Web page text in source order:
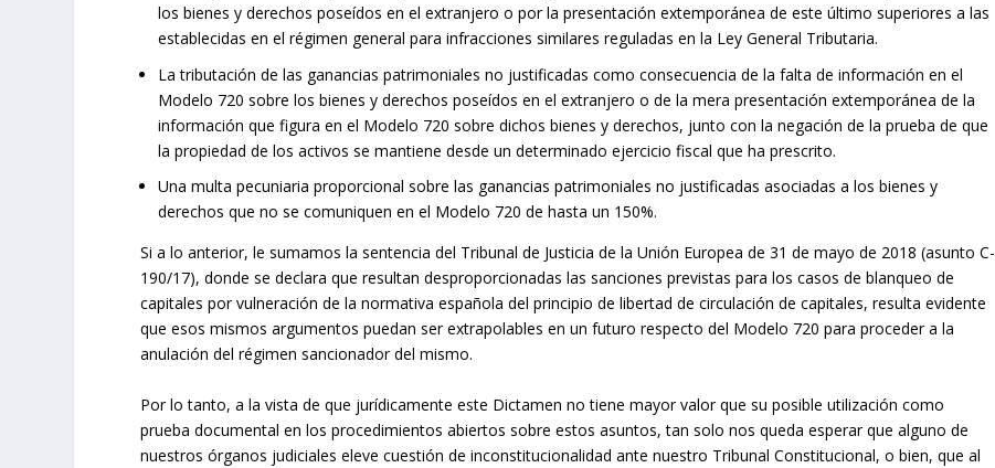
los bienes y derechos poseídos en el extranjero o por la presentación extemporánea de este último superiores a las
establecidas en el régimen general para infracciones similares reguladas en la Ley General Tributaria.
La tributación de las ganancias patrimoniales no justificadas como consecuencia de la falta de información en el
Modelo 720 sobre los bienes y derechos poseídos en el extranjero o de la mera presentación extemporánea de la
información que figura en el Modelo 720 sobre dichos bienes y derechos, junto con la negación de la prueba de que
la propiedad de los activos se mantiene desde un determinado ejercicio fiscal que ha prescrito.
Una multa pecuniaria proporcional sobre las ganancias patrimoniales no justificadas asociadas a los bienes y
derechos que no se comuniquen en el Modelo 720 de hasta un 150%.
Si a lo anterior, le sumamos la sentencia del Tribunal de Justicia de la Unión Europea de 31 de mayo de 2018 (asunto C-
190/17), donde se declara que resultan desproporcionadas las sanciones previstas para los casos de blanqueo de
capitales por vulneración de la normativa española del principio de libertad de circulación de capitales, resulta evidente
que esos mismos argumentos puedan ser extrapolables en un futuro respecto del Modelo 720 para proceder a la
anulación del régimen sancionador del mismo.
Por lo tanto, a la vista de que jurídicamente este Dictamen no tiene mayor valor que su posible utilización como
prueba documental en los procedimientos abiertos sobre estos asuntos, tan solo nos queda esperar que alguno de
nuestros órganos judiciales eleve cuestión de inconstitucionalidad ante nuestro Tribunal Constitucional, o bien, que al